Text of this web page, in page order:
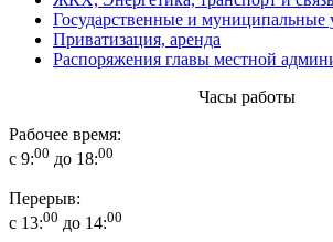
Государственные и муниципальные
Приватизация, аренда
Распоряжения главы местной
Часы работы
Рабочее время:
с 9:00 до 18:00
Перерыв:
с 13:00 до 14:00